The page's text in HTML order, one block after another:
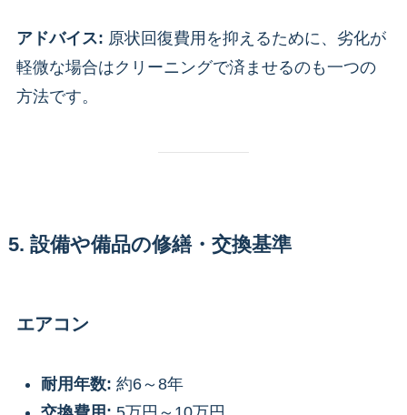
アドバイス: 原状回復費用を抑えるために、劣化が
軽微な場合はクリーニングで済ませるのも一つの
方法です。
5. 設備や備品の修繕・交換基準
エアコン
耐用年数: 約6～8年